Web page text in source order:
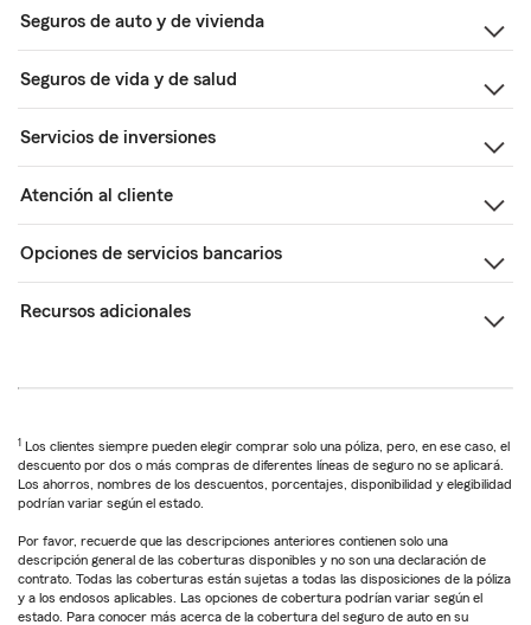
Seguros de auto y de vivienda
Seguros de vida y de salud
Servicios de inversiones
Atención al cliente
Opciones de servicios bancarios
Recursos adicionales
1 Los clientes siempre pueden elegir comprar solo una póliza, pero, en ese caso, el
descuento por dos o más compras de diferentes líneas de seguro no se aplicará.
Los ahorros, nombres de los descuentos, porcentajes, disponibilidad y elegibilidad
podrían variar según el estado.
Por favor, recuerde que las descripciones anteriores contienen solo una
descripción general de las coberturas disponibles y no son una declaración de
contrato. Todas las coberturas están sujetas a todas las disposiciones de la póliza
y a los endosos aplicables. Las opciones de cobertura podrían variar según el
estado. Para conocer más acerca de la cobertura del seguro de auto en su